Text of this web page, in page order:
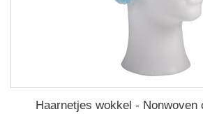
Haarnetjes wokkel - Nonwoven